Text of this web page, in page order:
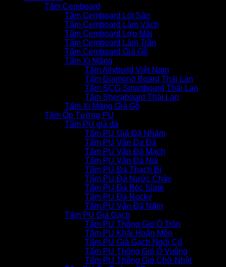
Tấm Cemboard
Tấm Cemboard Lót Sàn
Tấm Cemboard Làm Vách
Tấm Cemboard Lợp Mái
Tấm Cemboard Làm Trần
Tấm Cemboard Giả Gỗ
Tấm Xi Măng
Tấm Allybuild Việt Nam
Tấm Diamond Board Thái Lan
Tấm SCG Smartboard Thái Lan
Tấm Sheraboard Thái Lan
Tấm Xi Măng Giả Gỗ
Tấm Ốp Tường PU
Tấm PU giả đá
Tấm PU Giả Đá Nhám
Tấm PU Vân Da Đá
Tấm PU Vân Đá Mạch
Tấm PU Vân Đá Núi
Tấm PU Đá Thạch Bì
Tấm PU Đá Nước Chảy
Tấm PU Đá Bóc Slate
Tấm PU Đá Rocky
Tấm PU Vân Đá Nấm
Tấm PU Giả Gạch
Tấm PU Thông Gió Ô Tròn
Tấm PU Khải Hoàn Môn
Tấm PU Giả Gạch Ngói Cổ
Tấm PU Thông Gió Ô Vuông
Tấm PU Thông Gió Chữ Nhật